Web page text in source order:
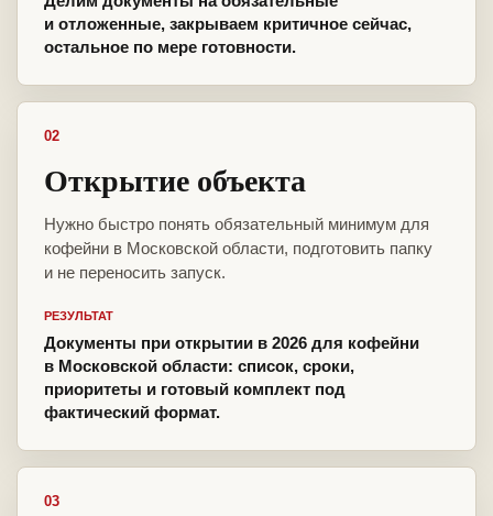
и отложенные, закрываем критичное сейчас,
остальное по мере готовности.
02
Открытие объекта
Нужно быстро понять обязательный минимум для
кофейни в Московской области, подготовить папку
и не переносить запуск.
РЕЗУЛЬТАТ
Документы при открытии в 2026 для кофейни
в Московской области: список, сроки,
приоритеты и готовый комплект под
фактический формат.
03